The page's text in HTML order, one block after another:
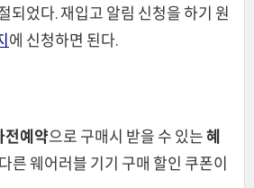
되었다. 재입고 알림 신청을 하기 원
에 신청하면 된다.
전예약으로 구매시 받을 수 있는 혜
른 웨어러블 기기 구매 할인 쿠폰이